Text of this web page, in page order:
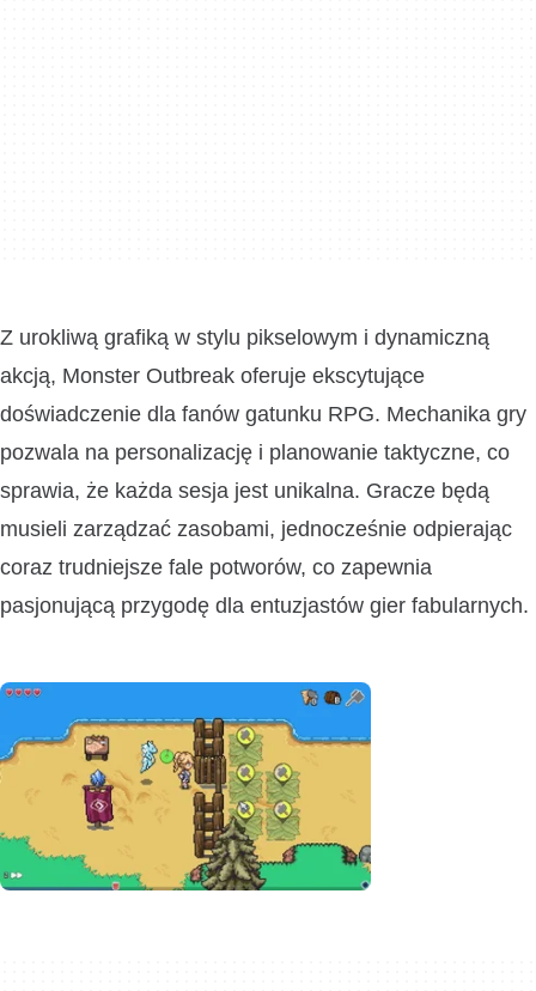
Z urokliwą grafiką w stylu pikselowym i dynamiczną
akcją, Monster Outbreak oferuje ekscytujące
doświadczenie dla fanów gatunku RPG. Mechanika gry
pozwala na personalizację i planowanie taktyczne, co
sprawia, że każda sesja jest unikalna. Gracze będą
musieli zarządzać zasobami, jednocześnie odpierając
coraz trudniejsze fale potworów, co zapewnia
pasjonującą przygodę dla entuzjastów gier fabularnych.